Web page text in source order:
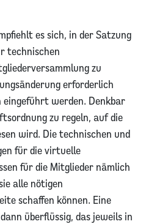
es sich, in der Satzung
technischen
zu
erforderlich
werden. Denkbar
zu regeln, auf die
wird. Die technischen und
für die virtuelle
für die Mitglieder nämlich
alle nötigen
schaffen können. Eine
überflüssig, das jeweils in